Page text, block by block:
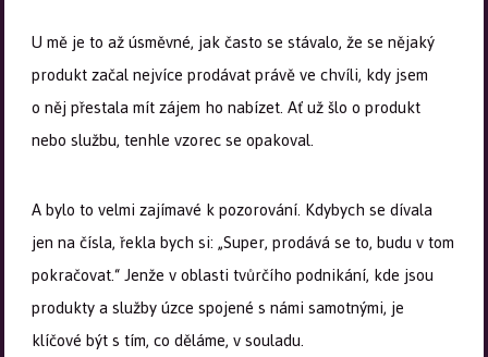
U mě je to až úsměvné, jak často se stávalo, že se nějaký
produkt začal nejvíce prodávat právě ve chvíli, kdy jsem
o něj přestala mít zájem ho nabízet. Ať už šlo o produkt
nebo službu, tenhle vzorec se opakoval.
A bylo to velmi zajímavé k pozorování. Kdybych se dívala
jen na čísla, řekla bych si: „Super, prodává se to, budu v tom
pokračovat.“ Jenže v oblasti tvůrčího podnikání, kde jsou
produkty a služby úzce spojené s námi samotnými, je
klíčové být s tím, co děláme, v souladu.